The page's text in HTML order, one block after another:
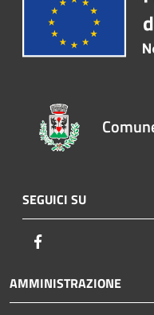
SEGUICI SU
AMMINISTRAZIONE